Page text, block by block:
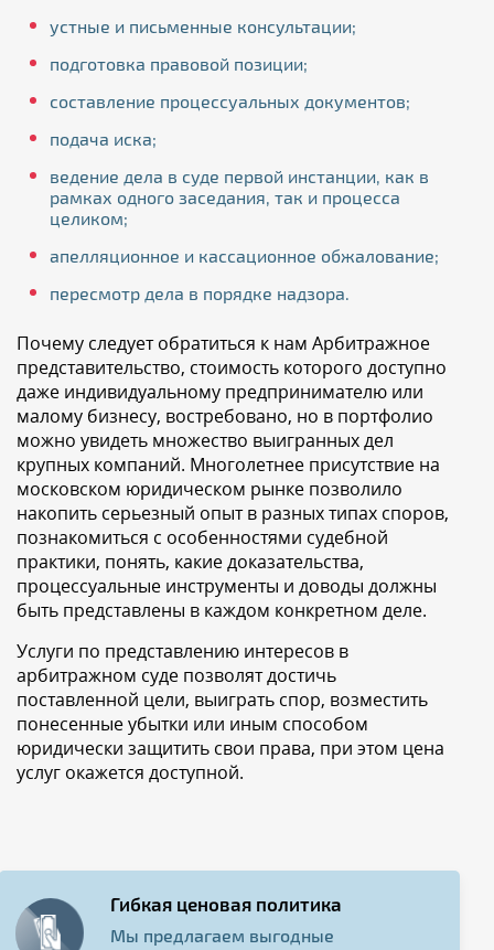
устные и письменные консультации;
подготовка правовой позиции;
составление процессуальных документов;
подача иска;
ведение дела в суде первой инстанции, как в
рамках одного заседания, так и процесса
целиком;
апелляционное и кассационное обжалование;
пересмотр дела в порядке надзора.
Почему следует обратиться к нам Арбитражное
представительство, стоимость которого доступно
даже индивидуальному предпринимателю или
малому бизнесу, востребовано, но в портфолио
можно увидеть множество выигранных дел
крупных компаний. Многолетнее присутствие на
московском юридическом рынке позволило
накопить серьезный опыт в разных типах споров,
познакомиться с особенностями судебной
практики, понять, какие доказательства,
процессуальные инструменты и доводы должны
быть представлены в каждом конкретном деле.
Услуги по представлению интересов в
арбитражном суде позволят достичь
поставленной цели, выиграть спор, возместить
понесенные убытки или иным способом
юридически защитить свои права, при этом цена
услуг окажется доступной.
Гибкая ценовая политика
Мы предлагаем выгодные